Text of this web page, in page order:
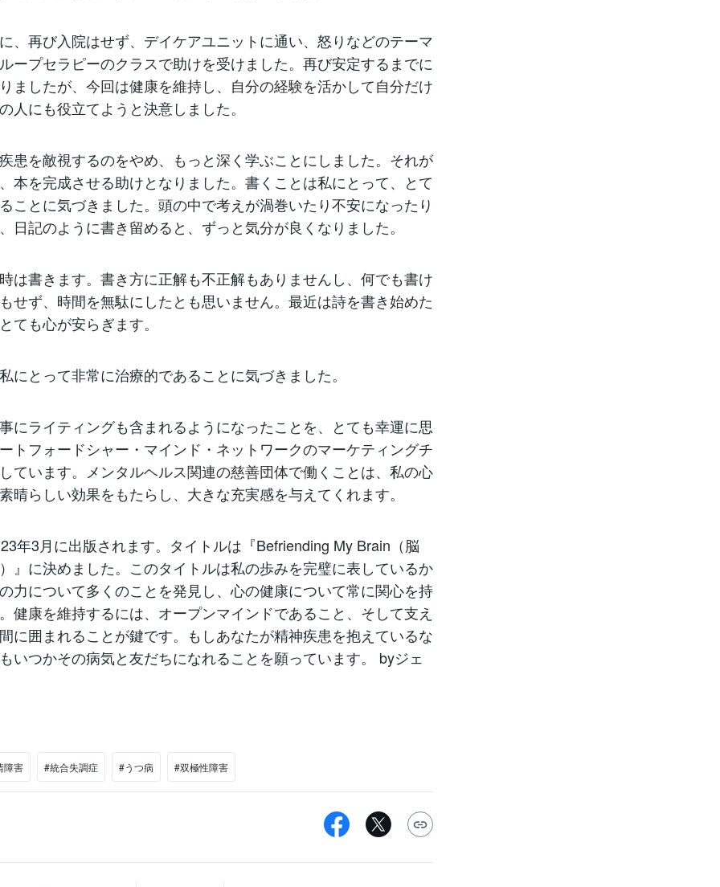
、再び入院はせず、デイケアユニットに通い、怒りなどのテーマ
ープセラピーのクラスで助けを受けました。再び安定するまでに
ましたが、今回は健康を維持し、自分の経験を活かして自分だけ
人にも役立てようと決意しました。
患を敵視するのをやめ、もっと深く学ぶことにしました。それが
本を完成させる助けとなりました。書くことは私にとって、とて
ことに気づきました。頭の中で考えが渦巻いたり不安になったり
日記のように書き留めると、ずっと気分が良くなりました。
は書きます。書き方に正解も不正解もありませんし、何でも書け
せず、時間を無駄にしたとも思いません。最近は詩を書き始めた
ても心が安らぎます。
にとって非常に治療的であることに気づきました。
にライティングも含まれるようになったことを、とても幸運に思
トフォードシャー・マインド・ネットワークのマーケティングチ
ています。メンタルヘルス関連の慈善団体で働くことは、私の心
晴らしい効果をもたらし、大きな充実感を与えてくれます。
年3月に出版されます。タイトルは『Befriending My Brain（脳
』に決めました。このタイトルは私の歩みを完璧に表しているか
力について多くのことを発見し、心の健康について常に関心を持
健康を維持するには、オープンマインドであること、そして支え
に囲まれることが鍵です。もしあなたが精神疾患を抱えているな
いつかその病気と友だちになれることを願っています。 byジェ
障害 #統合失調症 #うつ病 #双極性障害